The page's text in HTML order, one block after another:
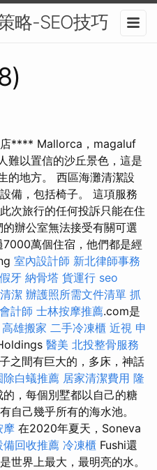
略-SEO技巧
店**** Mallorca，magaluf
難以置信的沙丘景色，這是
的地方。 西區海灘清潔設
備，包括椅子。 這項服務
次旅行的任何投訴只能在住
辦公室無法接受有關可選
萬個住宿，他們都是經
室內設計師 新北律師事務
假牙 納骨塔 貨運行 seo
潔 辦護照所需文件清單 抓
計師 士林按摩推薦.com是
高雄搬家 二手冷凍櫃 近視 申
醫美 北投整骨服務
之間有巨大的，多床，神話
除白蟻推薦 居家清潔費用 隆
，每個別墅都以自己的糖
自己幾乎所有的海水池。
摩 在2020年夏天，Soneva
備回收推薦 冷凍櫃 Fushi還
世界上最大，最明亮的水。